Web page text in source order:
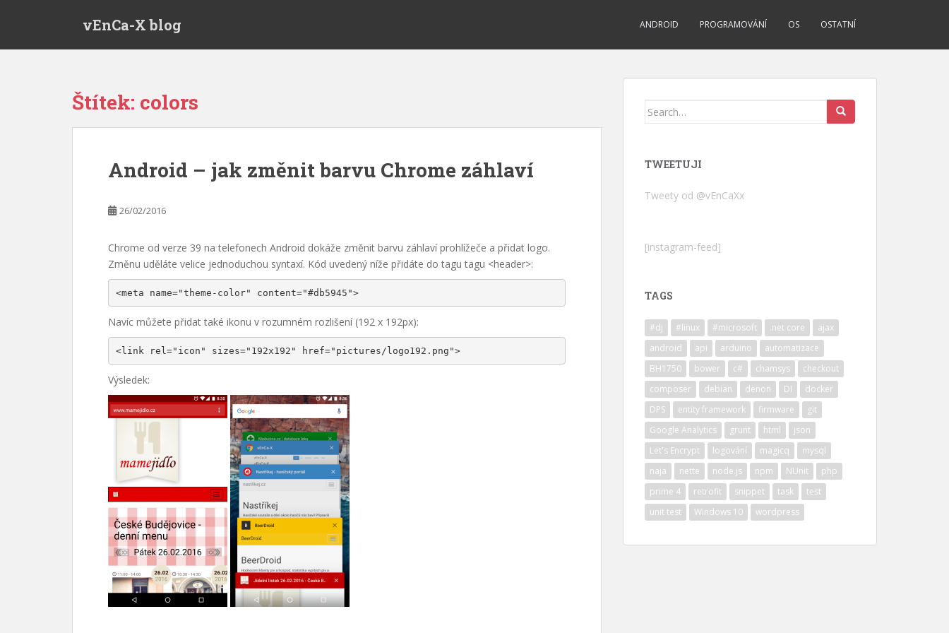
vEnCa-X blog ANDROID PROGRAMOVÁNÍ OS OSTATNÍ
Štítek: colors
Android – jak změnit barvu Chrome záhlaví
26/02/2016
Chrome od verze 39 na telefonech Android dokáže změnit barvu záhlaví prohlížeče a přidat logo.
Změnu uděláte velice jednoduchou syntaxí. Kód uvedený níže přidáte do tagu tagu <header>:
<meta name="theme-color" content="#db5945">
Navíc můžete přidat také ikonu v rozumném rozlišení (192 x 192px):
<link rel="icon" sizes="192x192" href="pictures/logo192.png">
Výsledek:
Search
TWEETUJI
Tweety od @vEnCaXx
[instagram-feed]
TAGS
#dj #linux #microsoft .net core
ajax
android
api arduino
automatizace
BH1750
bower c# chamsys
checkout
composer
debian denon DI
docker
DPS
entity framework firmware
git
Google Analytics
grunt html
json
Let's Encrypt
logování magicq
mysql
naja
nette node.js npm NUnit
php
prime 4
retrofit snippet task
test
unit test
Windows 10 wordpress